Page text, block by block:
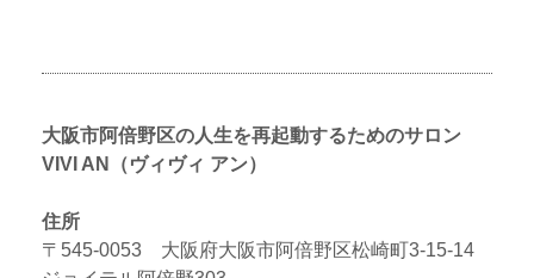
大阪市阿倍野区の人生を再起動するためのサロン
VIVI AN（ヴィヴィ アン）
住所
〒545-0053 大阪府大阪市阿倍野区松崎町3-15-14